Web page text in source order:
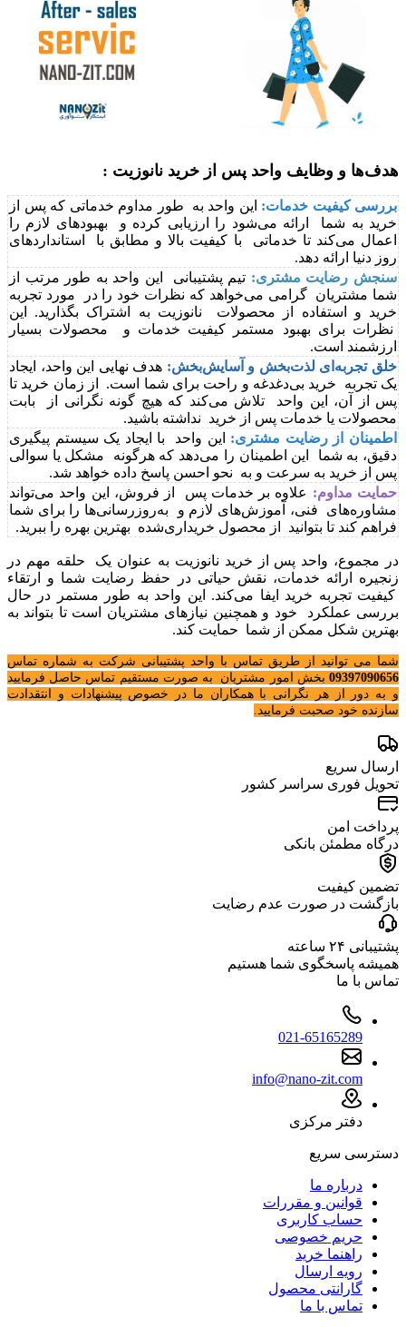
هدف‌ها و وظایف واحد پس از خرید نانوزیت :
بررسی کیفیت خدمات: این واحد به طور مداوم خدماتی که پس از
خرید به شما ارائه می‌شود را ارزیابی کرده و بهبودهای لازم را
اعمال می‌کند تا خدماتی با کیفیت بالا و مطابق با استانداردهای
روز دنیا ارائه دهد.
سنجش رضایت مشتری: تیم پشتیبانی این واحد به طور مرتب از
شما مشتریان گرامی می‌خواهد که نظرات خود را در مورد تجربه
خرید و استفاده از محصولات نانوزیت به اشتراک بگذارید. این
نظرات برای بهبود مستمر کیفیت خدمات و محصولات بسیار
ارزشمند است.
خلق تجربه‌ای لذت‌بخش و آسایش‌بخش: هدف نهایی این واحد، ایجاد
یک تجربه خرید بی‌دغدغه و راحت برای شما است. از زمان خرید تا
پس از آن، این واحد تلاش می‌کند که هیچ گونه نگرانی از بابت
محصولات یا خدمات پس از خرید نداشته باشید.
اطمینان از رضایت مشتری: این واحد با ایجاد یک سیستم پیگیری
دقیق، به شما این اطمینان را می‌دهد که هرگونه مشکل یا سوالی
پس از خرید به سرعت و به نحو احسن پاسخ داده خواهد شد.
حمایت مداوم: علاوه بر خدمات پس از فروش، این واحد می‌تواند
مشاوره‌های فنی، آموزش‌های لازم و به‌روزرسانی‌ها را برای شما
فراهم کند تا بتوانید از محصول خریداری‌شده بهترین بهره را ببرید.
در مجموع، واحد پس از خرید نانوزیت به عنوان یک حلقه مهم در
زنجیره ارائه خدمات، نقش حیاتی در حفظ رضایت شما و ارتقاء
کیفیت تجربه خرید ایفا می‌کند. این واحد به طور مستمر در حال
بررسی عملکرد خود و همچنین نیازهای مشتریان است تا بتواند به
بهترین شکل ممکن از شما حمایت کند.
شما می توانید از طریق تماس با واحد پشتیبانی شرکت به شماره تماس
09397090656 بخش امور مشتریان به صورت مستقیم تماس حاصل فرمایید
و به دور از هر نگرانی با همکاران ما در خصوص پیشنهادات و انتقدادت
سازنده خود صحبت فرمایید.
ارسال سریع
تحویل فوری سراسر کشور
پرداخت امن
درگاه مطمئن بانکی
تضمین کیفیت
بازگشت در صورت عدم رضایت
پشتیبانی ۲۴ ساعته
همیشه پاسخگوی شما هستیم
تماس با ما
021-65165289
info@nano-zit.com
دفتر مرکزی
دسترسی سریع
درباره ما
قوانین و مقررات
حساب کاربری
حریم خصوصی
راهنما خرید
رویه ارسال
گارانتی محصول
تماس با ما